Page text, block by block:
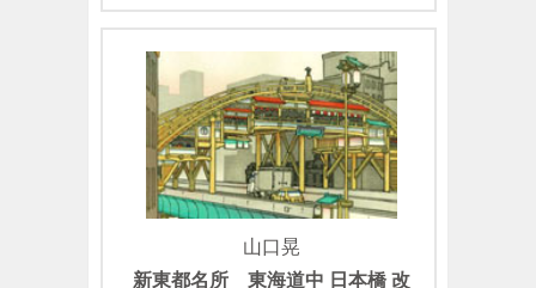
山口晃
新東都名所 東海道中 日本橋 改